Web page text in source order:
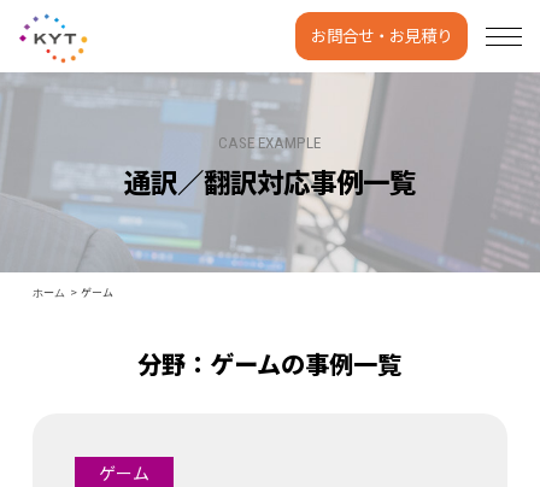
お問合せ・お見積り
CASE EXAMPLE
通訳／翻訳対応事例一覧
ホーム ゲーム
分野：ゲームの事例一覧
ゲーム